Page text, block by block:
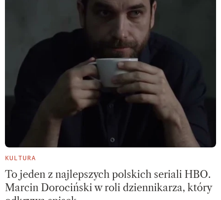
KULTURA
To jeden z najlepszych polskich seriali HBO.
Marcin Dorociński w roli dziennikarza, który